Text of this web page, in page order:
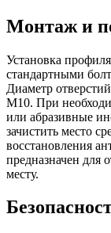
Монтаж и
Установка
стандартными
Диаметр
М10. При
или абразивные
зачистить место
восстановления
предназначен для
месту.